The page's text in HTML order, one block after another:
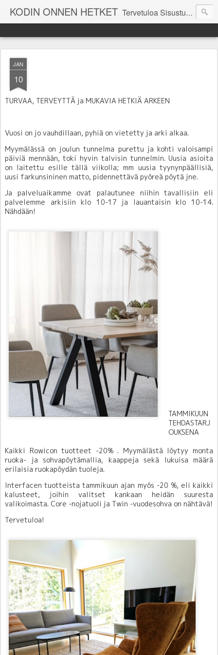
KODIN ONNEN HETKET Tervetuloa Sisustustalo Kodinonnen "kuulumisia Kodinonnesta" -sivuille. Näillä sivuilla kerromme ajankohtaisia asioita myymälämme tapahtumista. Toivottavasti viihdyt seurassamme!
JAN
10
TURVAA, TERVEYTTÄ ja MUKAVIA HETKIÄ ARKEEN
Vuosi on jo vauhdillaan, pyhiä on vietetty ja arki alkaa.
Myymälässä on joulun tunnelma purettu ja kohti valoisampi
päiviä mennään, toki hyvin talvisin tunnelmin. Uusia asioita
on laitettu esille tällä viikolla; mm uusia tyynynpäällisiä,
uusi farkunsininen matto, pidennettävä pyöreä pöytä jne.
Ja palveluaikamme ovat palautunee niihin tavallisiin eli
palvelemme arkisiin klo 10-17 ja lauantaisin klo 10-14.
Nähdään!
TAMMIKUUN
TEHDASTARJ
OUKSENA
Kaikki Rowicon tuotteet -20% . Myymälästä löytyy monta
ruoka- ja sohvapöytämallia, kaappeja sekä lukuisa määrä
erilaisia ruokapöydän tuoleja.
Interfacen tuotteista tammikuun ajan myös -20 %, eli kaikki
kalusteet, joihin valitset kankaan heidän suuresta
valikoimasta. Core -nojatuoli ja Twin -vuodesohva on nähtävä!
Tervetuloa!